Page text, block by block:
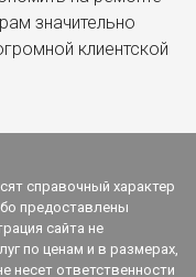
значительно
клиентской
справочный характер
предоставлены
сайта не
по ценам и в размерах,
несет ответственности